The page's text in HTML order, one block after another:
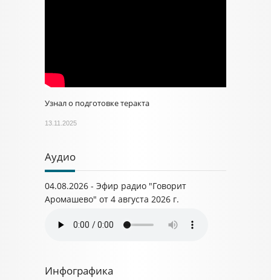
Узнал о подготовке теракта
13.11.2025
Аудио
04.08.2026 - Эфир радио "Говорит
Аромашево" от 4 августа 2026 г.
Инфографика